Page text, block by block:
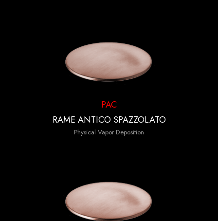
PAC
RAME ANTICO SPAZZOLATO
Physical Vapor Deposition